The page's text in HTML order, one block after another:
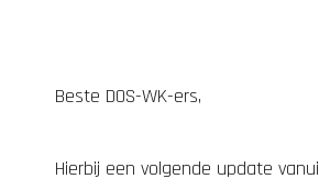
Beste DOS-WK-ers,
Hierbij een volgende update